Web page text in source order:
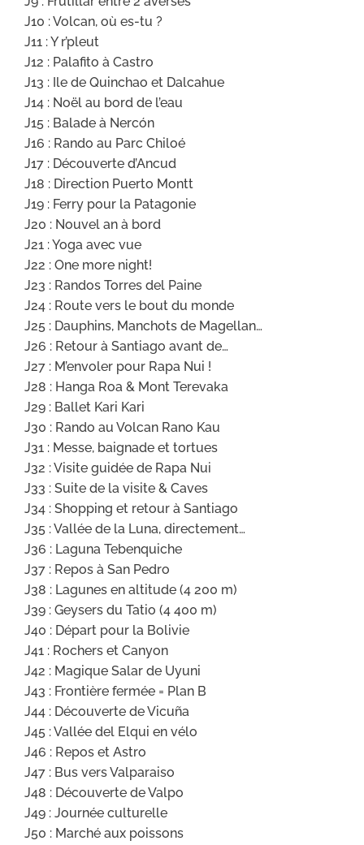
J10 : Volcan, où es-tu ?
J11 : Y r’pleut
J12 : Palafito à Castro
J13 : Ile de Quinchao et Dalcahue
J14 : Noël au bord de l’eau
J15 : Balade à Nercón
J16 : Rando au Parc Chiloé
J17 : Découverte d’Ancud
J18 : Direction Puerto Montt
J19 : Ferry pour la Patagonie
J20 : Nouvel an à bord
J21 : Yoga avec vue
J22 : One more night!
J23 : Randos Torres del Paine
J24 : Route vers le bout du monde
J25 : Dauphins, Manchots de Magellan…
J26 : Retour à Santiago avant de…
J27 : M’envoler pour Rapa Nui !
J28 : Hanga Roa & Mont Terevaka
J29 : Ballet Kari Kari
J30 : Rando au Volcan Rano Kau
J31 : Messe, baignade et tortues
J32 : Visite guidée de Rapa Nui
J33 : Suite de la visite & Caves
J34 : Shopping et retour à Santiago
J35 : Vallée de la Luna, directement…
J36 : Laguna Tebenquiche
J37 : Repos à San Pedro
J38 : Lagunes en altitude (4 200 m)
J39 : Geysers du Tatio (4 400 m)
J40 : Départ pour la Bolivie
J41 : Rochers et Canyon
J42 : Magique Salar de Uyuni
J43 : Frontière fermée = Plan B
J44 : Découverte de Vicuña
J45 : Vallée del Elqui en vélo
J46 : Repos et Astro
J47 : Bus vers Valparaiso
J48 : Découverte de Valpo
J49 : Journée culturelle
J50 : Marché aux poissons